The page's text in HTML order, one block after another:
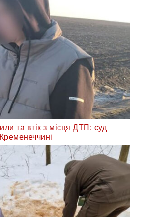
та втік з місця ДТП: суд